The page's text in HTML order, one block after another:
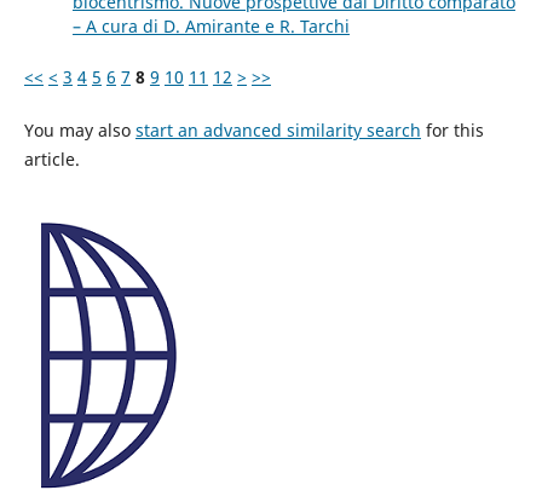
– A cura di D. Amirante e R. Tarchi
<< < 3 4 5 6 7 8 9 10 11 12 > >>
You may also start an advanced similarity search for this
article.